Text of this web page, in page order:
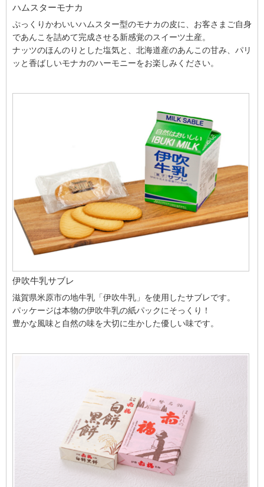
ハムスターモナカ
ぷっくりかわいいハムスター型のモナカの皮に、お客さまご自身
であんこを詰めて完成させる新感覚のスイーツ土産。
ナッツのほんのりとした塩気と、北海道産のあんこの甘み、パリ
ッと香ばしいモナカのハーモニーをお楽しみください。
伊吹牛乳サブレ
滋賀県米原市の地牛乳「伊吹牛乳」を使用したサブレです。
パッケージは本物の伊吹牛乳の紙パックにそっくり！
豊かな風味と自然の味を大切に生かした優しい味です。